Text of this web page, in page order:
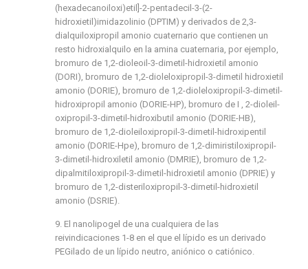
(hexadecanoiloxi)etil]-2-pentadecil-3-(2-
hidroxietil)imidazolinio (DPTIM) y derivados de 2,3-
dialquiloxipropil amonio cuaternario que contienen un
resto hidroxialquilo en la amina cuaternaria, por ejemplo,
bromuro de 1,2-dioleoil-3-dimetil-hidroxietil amonio
(DORI), bromuro de 1,2-dioleloxipropil-3-dimetil hidroxietil
amonio (DORIE), bromuro de 1,2-dioleloxipropil-3-dimetil-
hidroxipropil amonio (DORIE-HP), bromuro de I , 2-dioleil-
oxipropil-3-dimetil-hidroxibutil amonio (DORIE-HB),
bromuro de 1,2-dioleiloxipropil-3-dimetil-hidroxipentil
amonio (DORIE-Hpe), bromuro de 1,2-dimiristiloxipropil-
3-dimetil-hidroxiletil amonio (DMRIE), bromuro de 1,2-
dipalmitiloxipropil-3-dimetil-hidroxietil amonio (DPRIE) y
bromuro de 1,2-disteriloxipropil-3-dimetil-hidroxietil
amonio (DSRIE).
9. El nanolipogel de una cualquiera de las
reivindicaciones 1-8 en el que el lípido es un derivado
PEGilado de un lípido neutro, aniónico o catiónico.